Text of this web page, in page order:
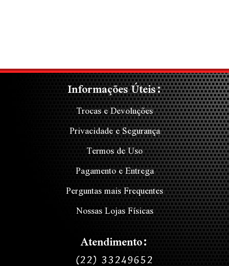
Informações Úteis:
Trocas e Devoluções
Privacidade e Segurança
Termos de Uso
Pagamento e Entrega
Perguntas mais Frequentes
Nossas Lojas Físicas
Atendimento:
(22) 33249652